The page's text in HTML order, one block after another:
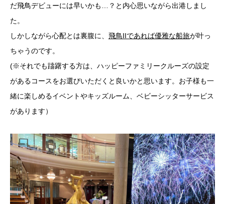
だ飛鳥デビューには早いかも…？と内心思いながら出港しまし
た。
しかしながら心配とは裏腹に、 飛鳥IIであれば優雅な船旅が叶っ
ちゃうのです。
(※それでも躊躇する方は、ハッピーファミリークルーズの設定
があるコースをお選びいただくと良いかと思います。お子様も一
緒に楽しめるイベントやキッズルーム、ベビーシッターサービス
があります）